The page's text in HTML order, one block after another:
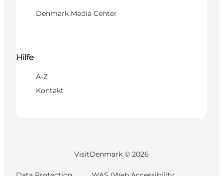
Denmark Media Center
Hilfe
A-Z
Kontakt
VisitDenmark © 2026